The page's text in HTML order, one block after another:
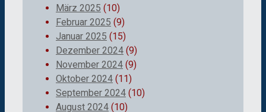
März 2025 (10)
Februar 2025 (9)
Januar 2025 (15)
Dezember 2024 (9)
November 2024 (9)
Oktober 2024 (11)
September 2024 (10)
August 2024 (10)